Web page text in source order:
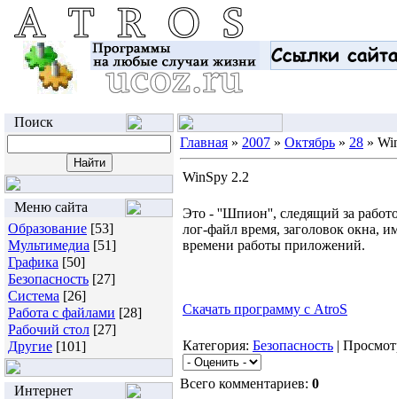
Поиск
Меню сайта
Образование [53]
Мультимедиа [51]
Графика [50]
Безопасность [27]
Система [26]
Работа с файлами [28]
Рабочий стол [27]
Другие [101]
Интернет
Главная » 2007 » Октябрь » 28 »
WinSpy 2.2
Это - ''Шпион'', следящий за
лог-файл время, заголовок окна,
времени работы приложений.
Скачать программу с AtroS
Категория: Безопасность |
Всего комментариев: 0